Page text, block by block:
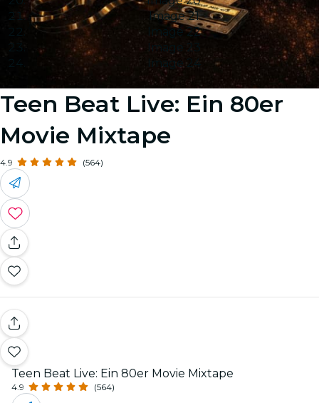
Image 21
Image 22
Image 23
Image 24
Teen Beat Live: Ein 80er
Movie Mixtape
4.9 (564)
Teen Beat Live: Ein 80er Movie Mixtape
4.9 (564)